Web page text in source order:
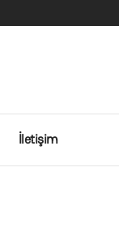
İletişim